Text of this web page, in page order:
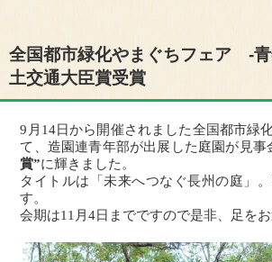
全国都市緑化やまぐちフェア -青
土交通大臣賞受賞
9月14日から開催されました全国都市緑
て、造園連青年部が出展した庭園が見事
賞”に輝きました。
タイトルは「未来へつなぐ長州の庭」
す。
会期は11月4日までですので是非、足をお